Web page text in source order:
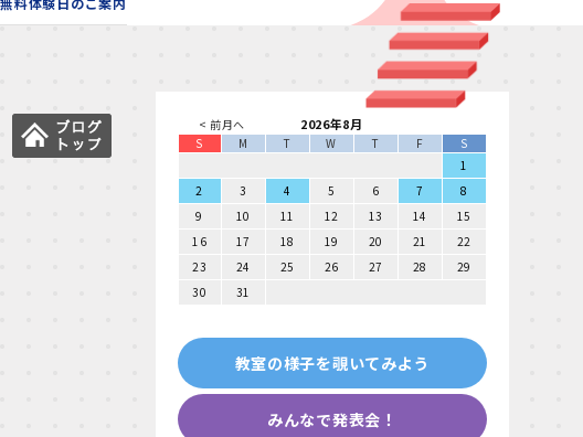
< 前月へ 2026年8月
S M T W T F
S
1
2
3 4 5 6 7
8
9
10 11 12 13 14
15
16
17 18 19 20 21
22
23
24 25 26 27 28
29
30
31
教室の様子を覗いてみよう
みんなで発表会！